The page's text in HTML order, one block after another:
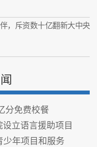
，斥资数十亿翻新大中央
分免费校餐
立语言援助项目
少年项目和服务